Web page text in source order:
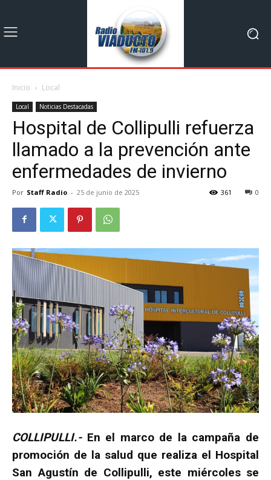
Inicio Local
Local Noticias Destacadas
Hospital de Collipulli refuerza
llamado a la prevención ante
enfermedades de invierno
Por Staff Radio - 25 de junio de 2025 0
361
COLLIPULLI.-En el marco de la campaña de
promoción de la salud que realiza el Hospital
San Agustín de Collipulli, este miércoles se